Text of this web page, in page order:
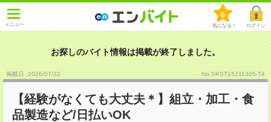
メニュー
0
気になる！ ログイン
お探しのバイト情報は掲載が終了しました。
掲載日 :2026/07/22 No.SKST15211305-T4
【経験がなくても大丈夫＊】組立・加工・食
品製造など/日払いOK